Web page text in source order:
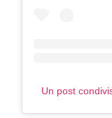
Un post